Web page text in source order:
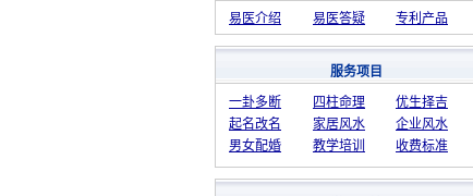
易医介绍
易医答疑 专利产品
服务项目
一卦多断
四柱命理
优生择吉
起名改名
家居风水
企业风水
男女配婚
教学培训 收费标准